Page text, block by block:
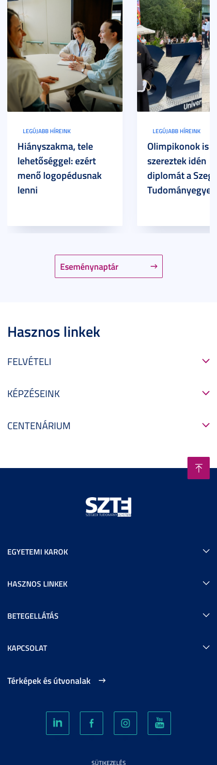
Eseménynaptár
LEGÚJABB HÍREINK
Hiányszakma, tele
lehetőséggel: ezért
menő logopédusnak
lenni
LEGÚJABB HÍREINK
Olimpikonok is
szereztek idén
diplomát a
Hasznos linkek
FELVÉTELI
KÉPZÉSEINK
CENTENÁRIUM
EGYETEMI KAROK
HASZNOS LINKEK
BETEGELLÁTÁS
KAPCSOLAT
Térképek és útvonalak
SÜTIKEZELÉS